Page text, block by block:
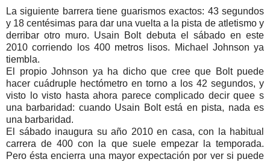
La siguiente barrera tiene guarismos exactos: 43 segundos
y 18 centésimas para dar una vuelta a la pista de atletismo y
derribar otro muro. Usain Bolt debuta el sábado en este
2010 corriendo los 400 metros lisos. Michael Johnson ya
tiembla.
El propio Johnson ya ha dicho que cree que Bolt puede
hacer cuádruple hectómetro en torno a los 42 segundos, y
visto lo visto hasta ahora parece complicado decir quee s
una barbaridad: cuando Usain Bolt está en pista, nada es
una barbaridad.
El sábado inaugura su año 2010 en casa, con la habitual
carrera de 400 con la que suele empezar la temporada.
Pero ésta encierra una mayor expectación por ver si puede